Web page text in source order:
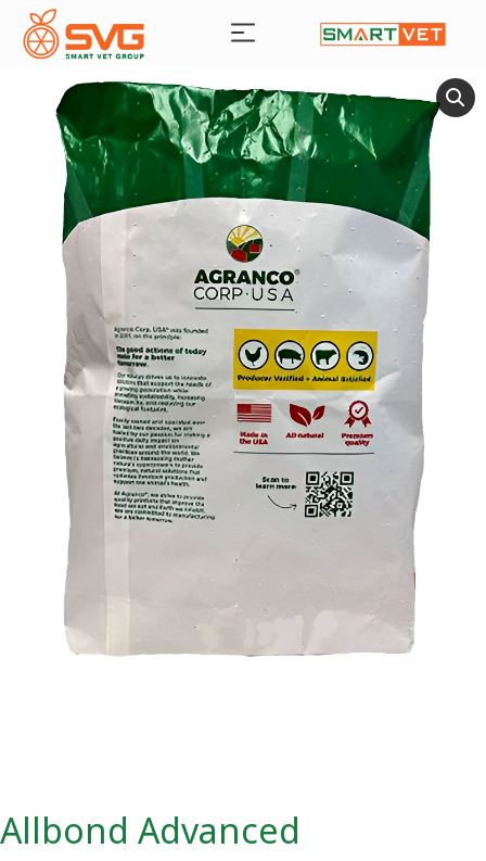
Allbond Advanced